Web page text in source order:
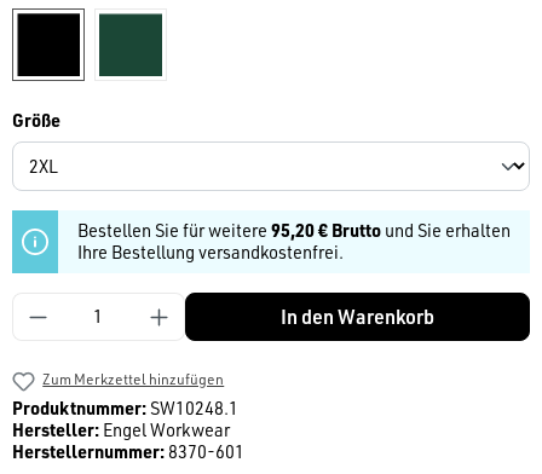
Größeauswählen
Bestellen Sie für weitere 95,20 € Brutto und Sie erhalten
Ihre Bestellung versandkostenfrei.
Produkt Anzahl: Gib den gewünschten Wert
In den Warenkorb
Zum Merkzettel hinzufügen
Produktnummer:SW10248.1
Hersteller: Engel Workwear
Herstellernummer: 8370-601